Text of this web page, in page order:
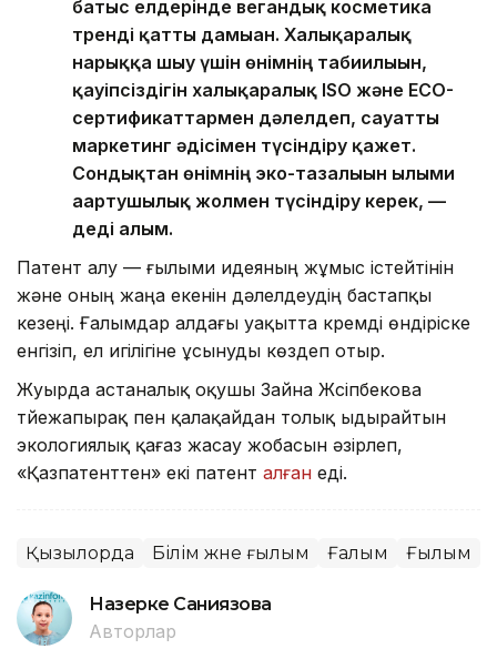
батыс елдерінде вегандық косметика
тренді қатты дамыған. Халықаралық
нарыққа шығу үшін өнімнің табиғилығын,
қауіпсіздігін халықаралық ISO және ECO-
сертификаттармен дәлелдеп, сауатты
маркетинг әдісімен түсіндіру қажет.
Сондықтан өнімнің эко-тазалығын ғылыми
ағартушылық жолмен түсіндіру керек, —
деді ғалым.
Патент алу — ғылыми идеяның жұмыс істейтінін
және оның жаңа екенін дәлелдеудің бастапқы
кезеңі. Ғалымдар алдағы уақытта кремді өндіріске
енгізіп, ел игілігіне ұсынуды көздеп отыр.
Жуырда астаналық оқушы Зайна Жүсіпбекова
түйежапырақ пен қалақайдан толық ыдырайтын
экологиялық қағаз жасау жобасын әзірлеп,
«Қазпатенттен» екі патент алған еді.
Қызылорда Білім және ғылым Ғалым Ғылым
Назерке Саниязова
Авторлар